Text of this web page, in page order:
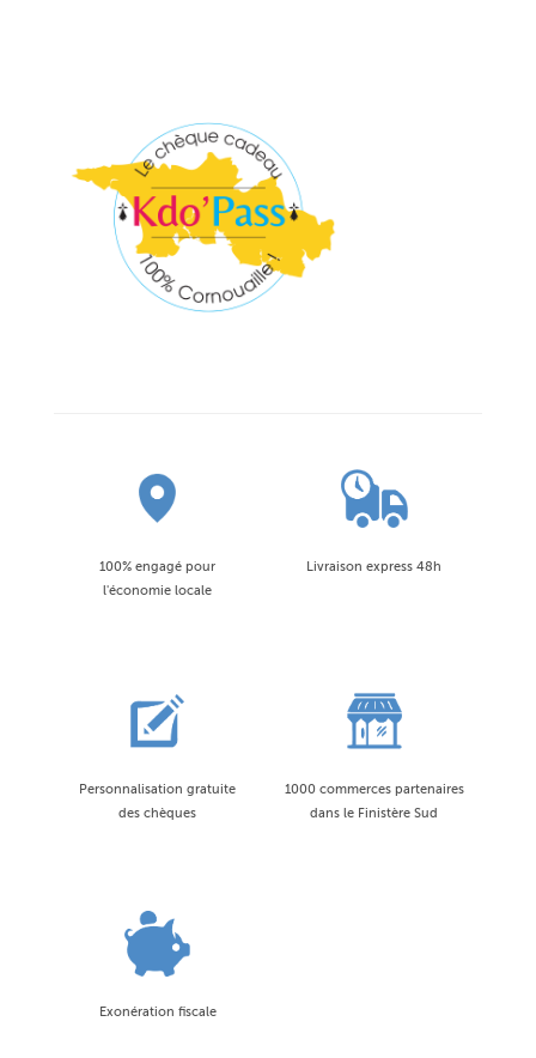
100% engagé pour
l'économie locale
Livraison express 48h
Personnalisation gratuite
des chèques
1000 commerces partenaires
dans le Finistère Sud
Exonération fiscale